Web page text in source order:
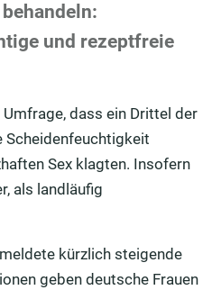
und rezeptfreie
dass ein Drittel der
Scheidenfeuchtigkeit
Sex klagten. Insofern
als landläufig
kürzlich steigende
geben deutsche Frauen